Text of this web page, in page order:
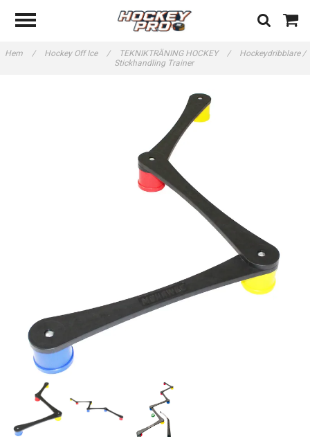
Hem / Hockey Off Ice / TEKNIKTRÄNING HOCKEY /
Hockeydribblare /
Stickhandling Trainer